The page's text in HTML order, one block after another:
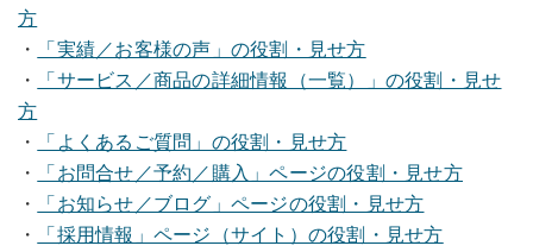
方
・
「実績／お客様の声」の役割・見せ方
・
「サービス／商品の詳細情報（一覧）」の役割・見せ
方
・
「よくあるご質問」の役割・見せ方
・
「お問合せ／予約／購入」ページの役割・見せ方
・
「お知らせ／ブログ」ページの役割・見せ方
・
「採用情報」ページ（サイト）の役割・見せ方